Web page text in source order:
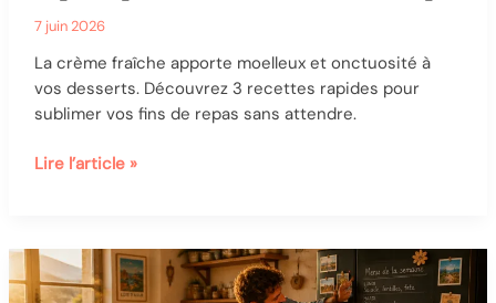
7 juin 2026
La crème fraîche apporte moelleux et onctuosité à
vos desserts. Découvrez 3 recettes rapides pour
sublimer vos fins de repas sans attendre.
Dessert
fraîche
:
Lire l’article »